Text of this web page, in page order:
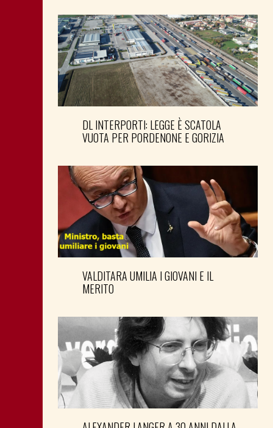
DL INTERPORTI: LEGGE È SCATOLA
VUOTA PER PORDENONE E GORIZIA
VALDITARA UMILIA I GIOVANI E IL
MERITO